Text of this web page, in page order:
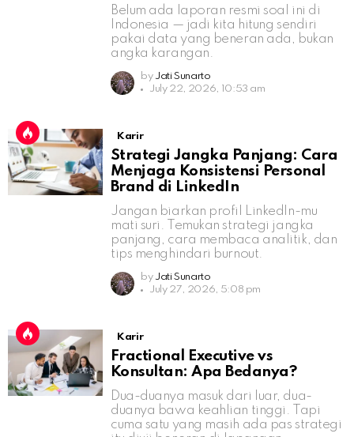
Belum ada laporan resmi soal ini di
Indonesia — jadi kita hitung sendiri
pakai data yang beneran ada, bukan
angka karangan.
by Jati Sunarto
July 22, 2026, 10:53 am
Karir
Strategi Jangka Panjang: Cara
Menjaga Konsistensi Personal
Brand di LinkedIn
Jangan biarkan profil LinkedIn-mu
mati suri. Temukan strategi jangka
panjang, cara membaca analitik, dan
tips menghindari burnout.
by Jati Sunarto
July 27, 2026, 5:08 pm
Karir
Fractional Executive vs
Konsultan: Apa Bedanya?
Dua-duanya masuk dari luar, dua-
duanya bawa keahlian tinggi. Tapi
cuma satu yang masih ada pas strategi